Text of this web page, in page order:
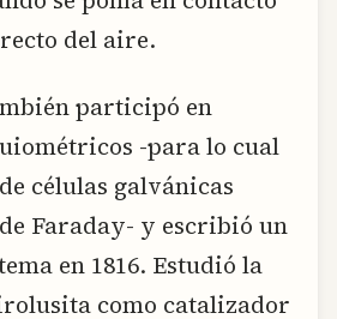
del aire.
participó en
-para lo cual
células galvánicas
Faraday- y escribió un
en 1816. Estudió la
como catalizador